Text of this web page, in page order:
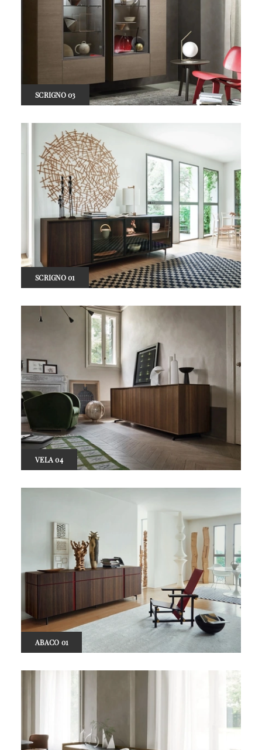
SCRIGNO 03
SCRIGNO 01
VELA 04
ABACO 01